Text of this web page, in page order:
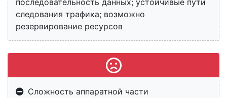
следования трафика; возможно
резервирование ресурсов
Cложность аппаратной части